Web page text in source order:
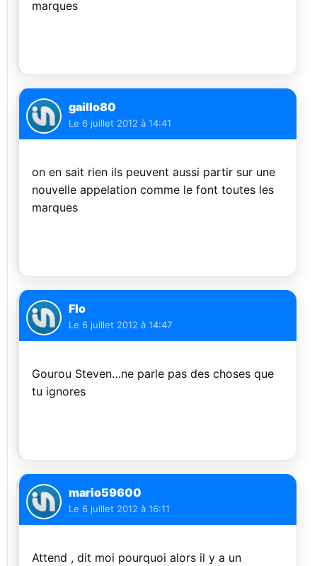
marques
gaillo80
Le 6 juillet 2012 à 14:41
on en sait rien ils peuvent aussi partir sur une
nouvelle appelation comme le font toutes les
marques
Flo
Le 6 juillet 2012 à 14:47
Gourou Steven…ne parle pas des choses que
tu ignores
mario59600
Le 6 juillet 2012 à 16:11
Attend , dit moi pourquoi alors il y a un